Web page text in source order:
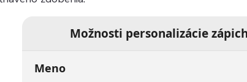
Možnosti personalizácie
Meno